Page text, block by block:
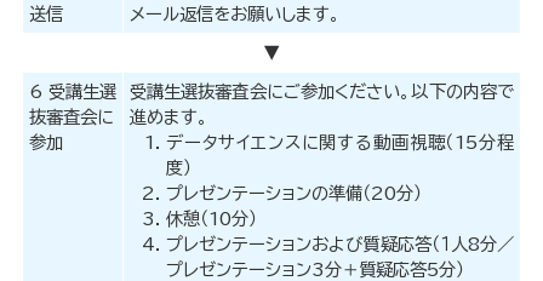
送信
メール返信をお願いします。
▼
6 受講生選
抜審査会に
参加
受講生選抜審査会にご参加ください。以下の内容で
進めます。
データサイエンスに関する動画視聴（15分程
度）
プレゼンテーションの準備（20分）
休憩（10分）
プレゼンテーションおよび質疑応答（１人8分／
プレゼンテーション3分＋質疑応答5分）